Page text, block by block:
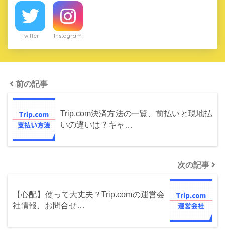
Twitter Instagram
前の記事
Trip.com決済方法の一覧、前払いと現地払
いの違いは？キャ…
次の記事
【心配】使って大丈夫？Trip.comの運営会
社情報、お問合せ…